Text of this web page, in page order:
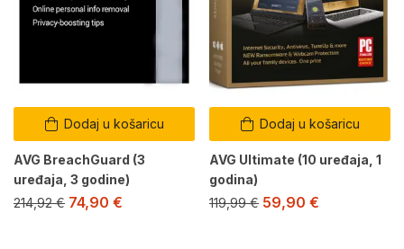
Dodaj u košaricu
AVG BreachGuard (3
uređaja, 3 godine)
214,92€ 74,90 €
Dodaj u košaricu
AVG Ultimate (10 uređaja, 1
godina)
119,99€ 59,90 €